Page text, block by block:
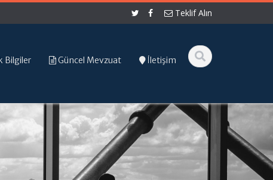
Teklif Alın
Bilgiler Güncel Mevzuat İletişim